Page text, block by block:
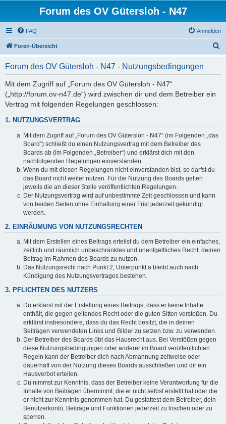
Forum des OV Gütersloh - N47
FAQ Anmelden
Foren-Übersicht
Forum des OV Gütersloh - N47 - Nutzungsbedingungen
Mit dem Zugriff auf „Forum des OV Gütersloh - N47“
(„http://forum.ov-n47.de“) wird zwischen dir und dem Betreiber ein
Vertrag mit folgenden Regelungen geschlossen:
1. NUTZUNGSVERTRAG
Mit dem Zugriff auf „Forum des OV Gütersloh - N47“ (im Folgenden „das
Board“) schließt du einen Nutzungsvertrag mit dem Betreiber des
Boards ab (im Folgenden „Betreiber“) und erklärst dich mit den
nachfolgenden Regelungen einverstanden.
Wenn du mit diesen Regelungen nicht einverstanden bist, so darfst du
das Board nicht weiter nutzen. Für die Nutzung des Boards gelten
jeweils die an dieser Stelle veröffentlichten Regelungen.
Der Nutzungsvertrag wird auf unbestimmte Zeit geschlossen und kann
von beiden Seiten ohne Einhaltung einer Frist jederzeit gekündigt
werden.
2. EINRÄUMUNG VON NUTZUNGSRECHTEN
Mit dem Erstellen eines Beitrags erteilst du dem Betreiber ein einfaches,
zeitlich und räumlich unbeschränktes und unentgeltliches Recht, deinen
Beitrag im Rahmen des Boards zu nutzen.
Das Nutzungsrecht nach Punkt 2, Unterpunkt a bleibt auch nach
Kündigung des Nutzungsvertrages bestehen.
3. PFLICHTEN DES NUTZERS
Du erklärst mit der Erstellung eines Beitrags, dass er keine Inhalte
enthält, die gegen geltendes Recht oder die guten Sitten verstoßen. Du
erklärst insbesondere, dass du das Recht besitzt, die in deinen
Beiträgen verwendeten Links und Bilder zu setzen bzw. zu verwenden.
Der Betreiber des Boards übt das Hausrecht aus. Bei Verstößen gegen
diese Nutzungsbedingungen oder anderer im Board veröffentlichten
Regeln kann der Betreiber dich nach Abmahnung zeitweise oder
dauerhaft von der Nutzung dieses Boards ausschließen und dir ein
Hausverbot erteilen.
Du nimmst zur Kenntnis, dass der Betreiber keine Verantwortung für die
Inhalte von Beiträgen übernimmt, die er nicht selbst erstellt hat oder die
er nicht zur Kenntnis genommen hat. Du gestattest dem Betreiber, dein
Benutzerkonto, Beiträge und Funktionen jederzeit zu löschen oder zu
sperren.